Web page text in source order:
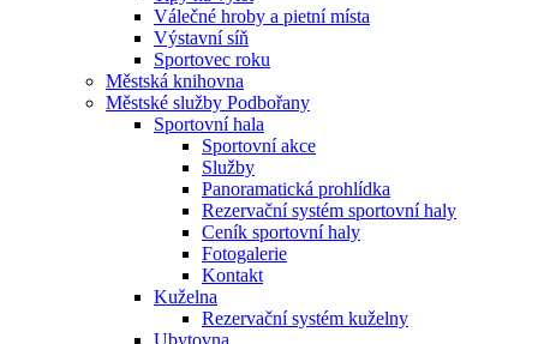
Válečné hroby a pietní místa
Výstavní síň
Sportovec roku
Městská knihovna
Městské služby Podbořany
Sportovní hala
Sportovní akce
Služby
Panoramatická prohlídka
Rezervační systém sportovní haly
Ceník sportovní haly
Fotogalerie
Kontakt
Kuželna
Rezervační systém kuželny
Ubytovna